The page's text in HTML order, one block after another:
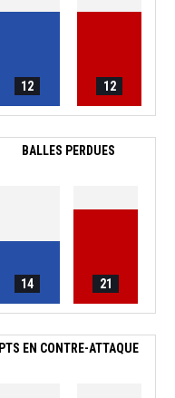
12 12
BALLES PERDUES
14 21
PTS EN CONTRE-ATTAQUE